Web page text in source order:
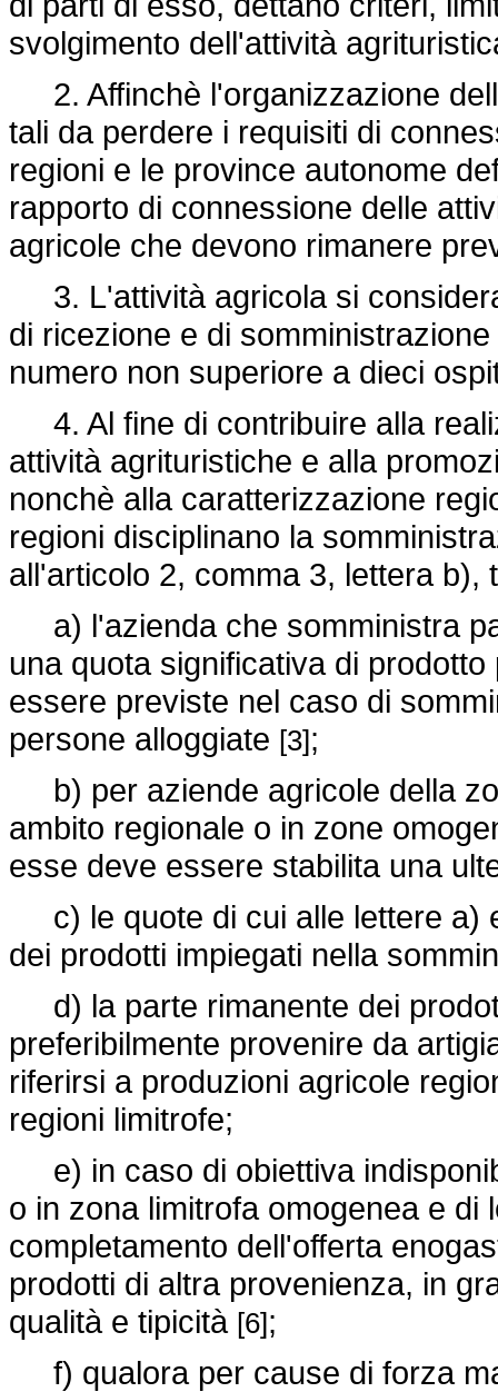
svolgimento dell'attività
2. Affinchè l'organizzazione
tali da perdere i requisiti di
regioni e le province autonome
rapporto di connessione delle
agricole che devono rimanere
3. L'attività agricola si
di ricezione e di
numero non superiore a dieci
4. Al fine di contribuire alla
attività agrituristiche e alla
nonchè alla caratterizzazione
regioni disciplinano la
all'articolo 2, comma 3, lettera
a) l'azienda che somministra
una quota significativa di
essere previste nel caso di
persone alloggiate [3];
b) per aziende agricole della
ambito regionale o in zone
esse deve essere stabilita una
c) le quote di cui alle lettere a)
dei prodotti impiegati nella
d) la parte rimanente dei
preferibilmente provenire da
riferirsi a produzioni agricole
regioni limitrofe;
e) in caso di obiettiva
o in zona limitrofa omogenea e di
completamento dell'offerta
prodotti di altra provenienza, in
qualità e tipicità [6];
f) qualora per cause di forza